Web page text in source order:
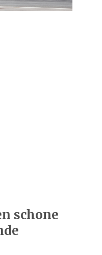
schone